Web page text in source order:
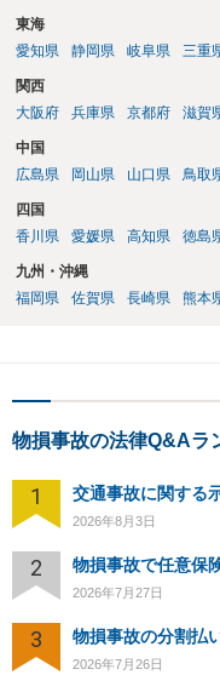
東海
愛知県
静岡県 岐阜県 三重
関西
大阪府
兵庫県 京都府 滋賀
中国
広島県
岡山県 山口県 鳥取
四国
香川県
愛媛県 高知県 徳島
九州・沖縄
福岡県
佐賀県 長崎県 熊本
物損事故の法律Q&Aラ
1 交通事故に関する
2026年8月3日
2 物損事故で任意保
2026年7月27日
3 物損事故の分割払
2026年7月26日